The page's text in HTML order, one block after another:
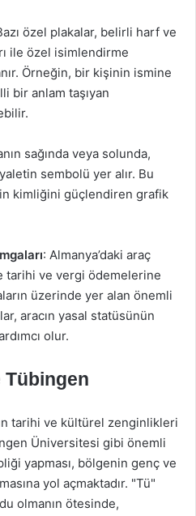
özel plakalar, belirli harf ve
ile özel isimlendirme
Örneğin, bir kişinin ismine
bir anlam taşıyan
sağında veya solunda,
sembolü yer alır. Bu
kimliğini güçlendiren grafik
: Almanya’daki araç
tarihi ve vergi ödemelerine
üzerinde yer alan önemli
aracın yasal statüsünün
olur.
Tübingen
tarihi ve kültürel zenginlikleri
Üniversitesi gibi önemli
yapması, bölgenin genç ve
yol açmaktadır. "Tü"
olmanın ötesinde,